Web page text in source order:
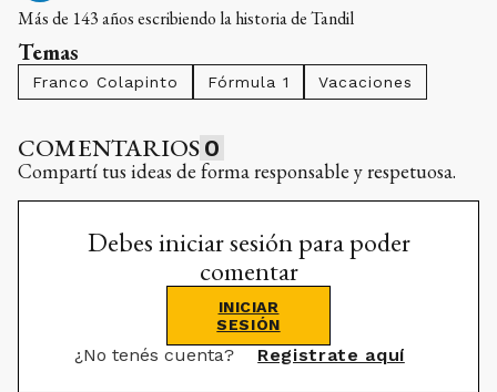
Más de 143 años escribiendo la historia de Tandil
Temas
Franco Colapinto Fórmula 1 Vacaciones
COMENTARIOS 0
Compartí tus ideas de forma responsable y respetuosa.
Debes iniciar sesión para poder
comentar
INICIAR
SESIÓN
¿No tenés cuenta? Registrate aquí